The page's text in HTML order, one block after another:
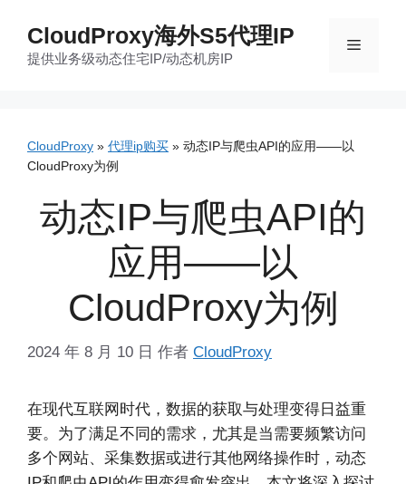
CloudProxy海外S5代理IP
提供业务级动态住宅IP/动态机房IP
菜
CloudProxy » 代理ip购买 » 动态IP与爬虫API的应用——以
CloudProxy为例
动态IP与爬虫API的
应用——以
CloudProxy为例
2024 年 8 月 10 日 作者 CloudProxy
在现代互联网时代，数据的获取与处理变得日益重
要。为了满足不同的需求，尤其是当需要频繁访问
多个网站、采集数据或进行其他网络操作时，动态